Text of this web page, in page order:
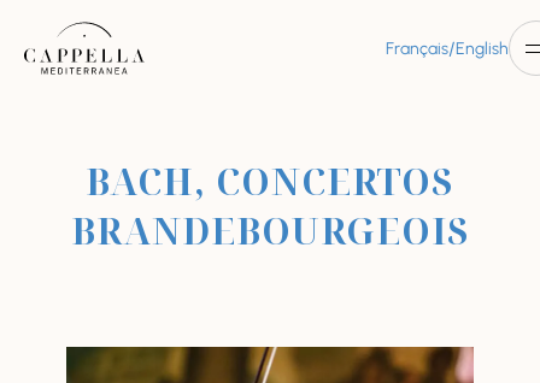
Français/English
BACH, CONCERTOS
BRANDEBOURGEOIS